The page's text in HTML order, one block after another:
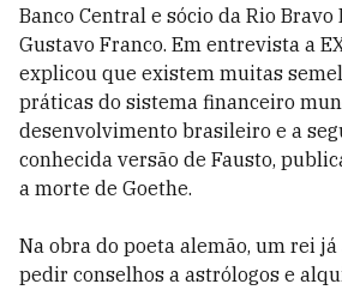
Banco Central e sócio da Rio
Gustavo Franco. Em entrevista a
explicou que existem muitas
práticas do sistema financeiro
desenvolvimento brasileiro e a
conhecida versão de Fausto,
a morte de Goethe.
Na obra do poeta alemão, um rei
pedir conselhos a astrólogos e